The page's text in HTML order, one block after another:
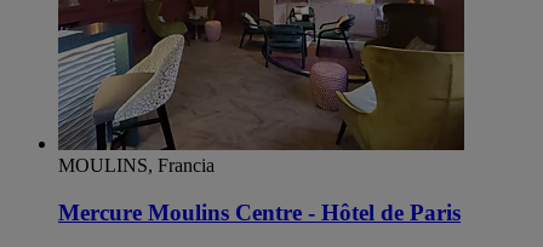
MOULINS, Francia
Mercure Moulins Centre - Hôtel de Paris